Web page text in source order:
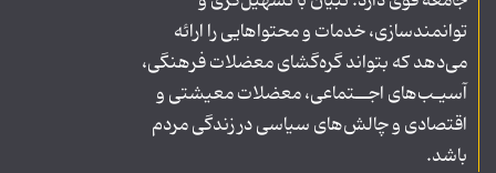
توانمندسازی، خدمات و محتواهایی را ارائه
می‌دهد که بتواند گره‌گشای معضلات فرهنگی،
آسیـب‌های اجــتماعی، معضلات معیشتی و
اقتصادی و چالش‌های سیاسی در زندگی مردم
باشد.